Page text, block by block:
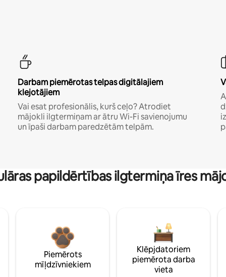
Darbam piemērotas telpas digitālajiem
klejotājiem
Vai esat profesionālis, kurš ceļo? Atrodiet
mājokli ilgtermiņam ar ātru Wi-Fi savienojumu
un īpaši darbam paredzētām telpām.
papildērtības ilgtermiņa īres
Piemērots
mīļdzīvniekiem
Klēpjdatoriem
piemērota darba
vieta